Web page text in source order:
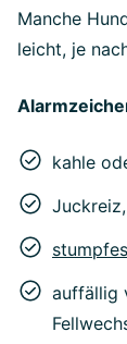
Manche
leicht, je
kahle
auffällig